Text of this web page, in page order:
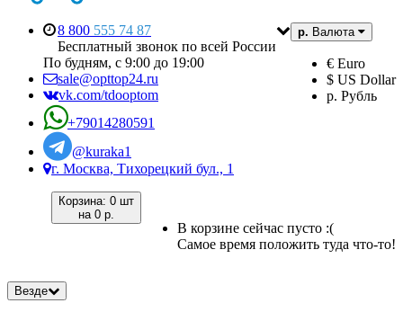
р. Валюта
€ Euro
$ US Dollar
р. Рубль
8 800 555 74 87
Бесплатный звонок по всей России
По будням, с 9:00 до 19:00
sale@opttop24.ru
vk.com/tdooptom
+79014280591
@kuraka1
г. Москва, Тихорецкий бул., 1
Корзина: 0 шт
на 0 р.
В корзине сейчас пусто :(
Самое время положить туда что-то!
Везде